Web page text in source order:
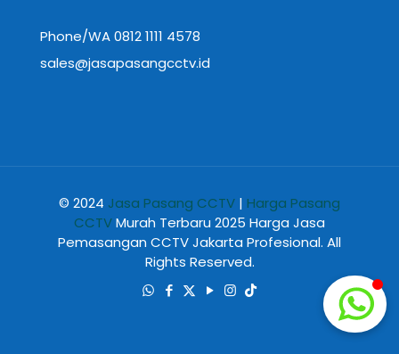
Phone/WA 0812 1111 4578
sales@jasapasangcctv.id
© 2024 Jasa Pasang CCTV | Harga Pasang
CCTVMurah Terbaru 2025 Harga Jasa
Pemasangan CCTV Jakarta Profesional. All
Rights Reserved.